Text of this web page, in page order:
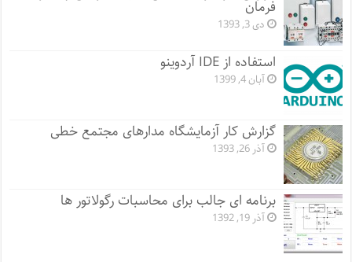
فرمان
دی 3, 1393
استفاده از IDE آردوینو
آبان 4, 1399
گزارش کار آزمایشگاه مدارهای مجتمع خطی
آذر 26, 1393
برنامه ای جالب برای محاسبات رگولاتور ها
آذر 19, 1392